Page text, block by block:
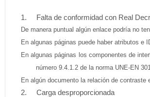
Falta de conformidad con Real
De manera puntual algún enlace podría no
En algunas páginas puede haber atributos e
En algunas páginas los componentes de
número 9.4.1.2 de la norma UNE-EN
En algún documento la relación de
Carga desproporcionada